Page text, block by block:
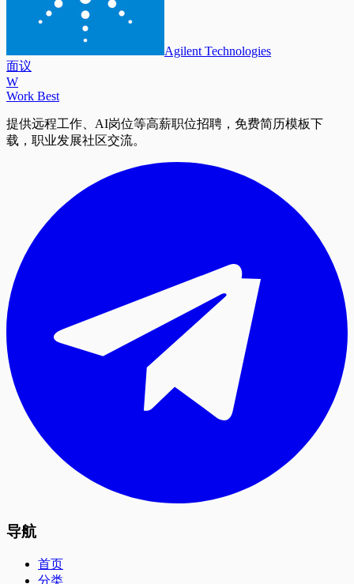
Agilent Technologies
面议
W
Work Best
提供远程工作、AI岗位等高薪职位招聘，免费简历模板下
载，职业发展社区交流。
导航
首页
分类